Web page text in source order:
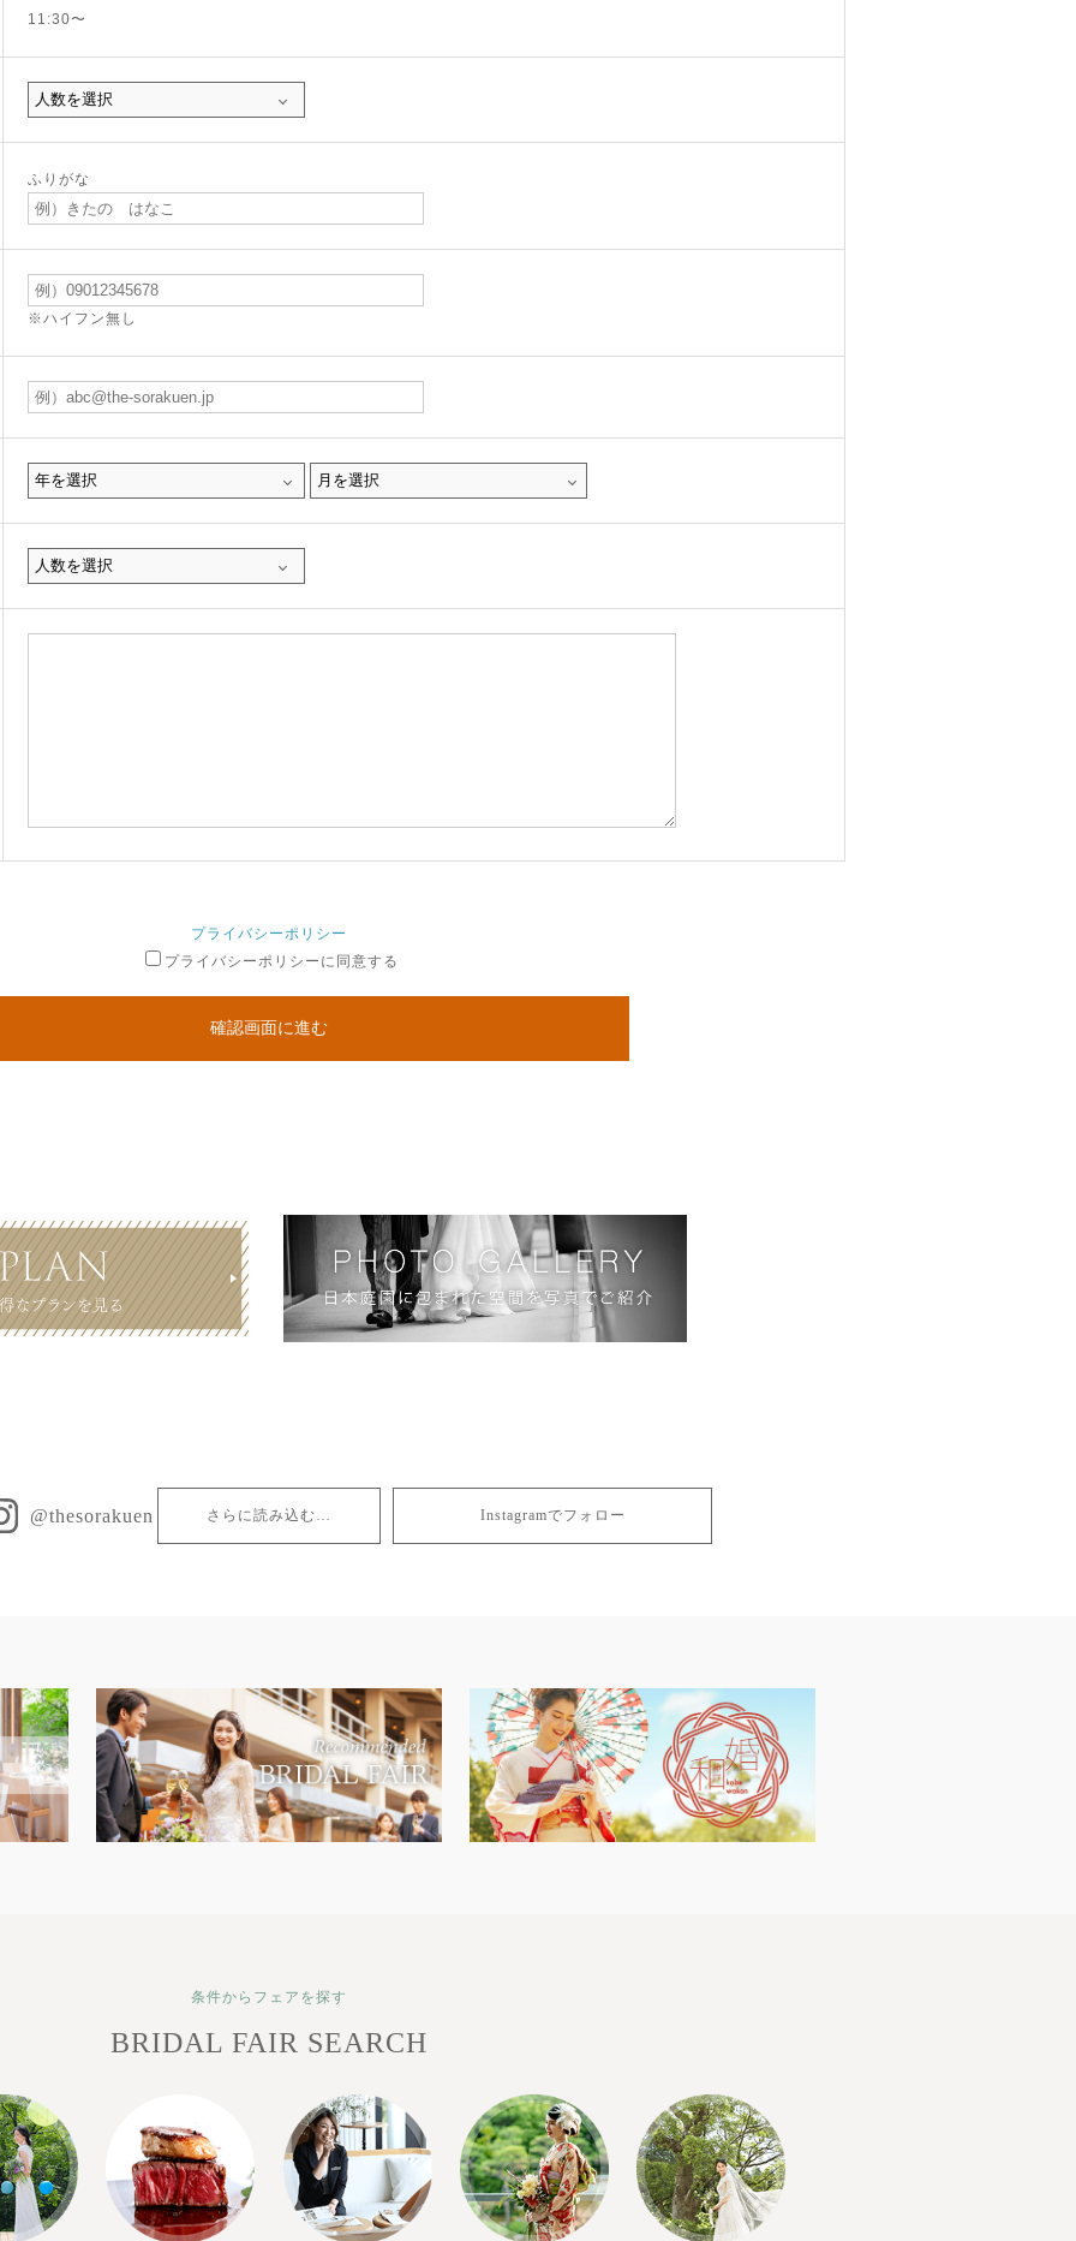
11:30〜
ふりがな
※ハイフン無し
プライバシーポリシー
プライバシーポリシーに同意する
確認画面に進む
@thesorakuen さらに読み込む… Instagramでフォロー
条件からフェアを探す
BRIDAL FAIR SEARCH